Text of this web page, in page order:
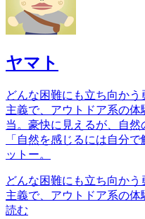
ヤマト
どんな困難にも立ち向か
主義で、アウトドア系の
当。豪快に見えるが、自然
「自然を感じるには自分
ットー。
どんな困難にも立ち向か
主義で、アウトドア系の
読む